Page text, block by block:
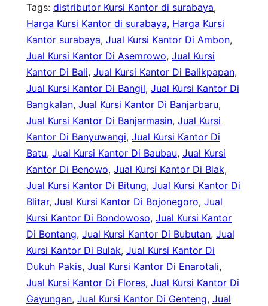
Tags: distributor Kursi Kantor di surabaya
Harga Kursi Kantor di surabaya, Harga Kursi
Kantor surabaya, Jual Kursi Kantor Di Ambon
Jual Kursi Kantor Di Asemrowo, Jual Kursi
Kantor Di Bali, Jual Kursi Kantor Di Balikpapan
Jual Kursi Kantor Di Bangil, Jual Kursi Kantor Di
Bangkalan, Jual Kursi Kantor Di Banjarbaru
Jual Kursi Kantor Di Banjarmasin, Jual Kursi
Kantor Di Banyuwangi, Jual Kursi Kantor Di
Batu, Jual Kursi Kantor Di Baubau, Jual Kursi
Kantor Di Benowo, Jual Kursi Kantor Di Biak
Jual Kursi Kantor Di Bitung, Jual Kursi Kantor Di
Blitar, Jual Kursi Kantor Di Bojonegoro, Jual
Kursi Kantor Di Bondowoso, Jual Kursi Kantor
Di Bontang, Jual Kursi Kantor Di Bubutan, Jual
Kursi Kantor Di Bulak, Jual Kursi Kantor Di
Dukuh Pakis, Jual Kursi Kantor Di Enarotali
Jual Kursi Kantor Di Flores, Jual Kursi Kantor Di
Gayungan, Jual Kursi Kantor Di Genteng, Jual